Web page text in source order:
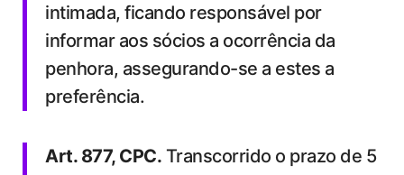
intimada, ficando responsável por
informar aos sócios a ocorrência da
penhora, assegurando-se a estes a
preferência.
Art. 877, CPC. Transcorrido o prazo de 5